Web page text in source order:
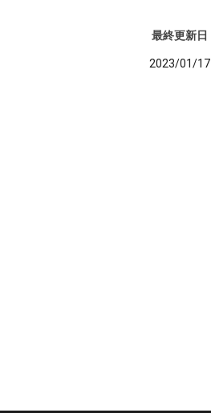
最終更新日
2023/01/17